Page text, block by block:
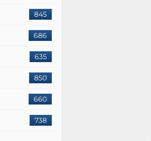
845
686
635
850
660
738